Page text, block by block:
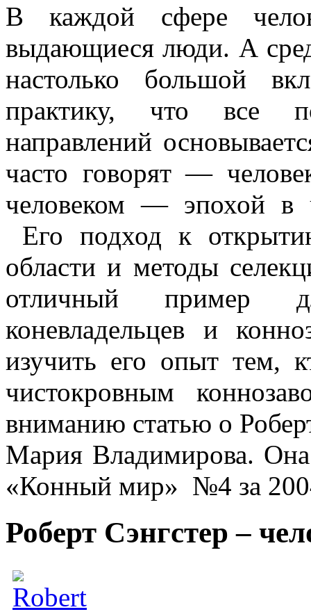
В каждой сфере
выдающиеся люди. А
настолько большой
практику, что все
направлений
часто говорят —
человеком — эпохой в
Его подход к
области и методы
отличный пример
коневладельцев и
изучить его опыт тем,
чистокровным
вниманию статью о
Мария Владимирова.
«Конный мир» №4 за
Роберт Сэнгстер –